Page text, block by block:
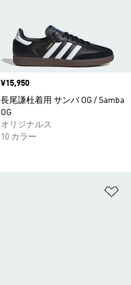
価格
¥15,950
長尾謙杜着用 サンバ OG / Samba
OG
オリジナルス
10 カラー